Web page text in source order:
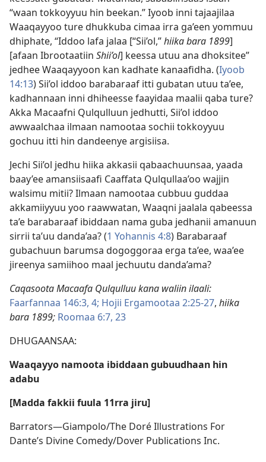
“waan tokkoyyuu hin beekan.” Iyoob inni tajaajilaa
Waaqayyoo ture dhukkuba cimaa irra ga’een yommuu
dhiphate, “Iddoo lafa jalaa [“Sii’ol,”hiika bara 1899]
[afaan Ibrootaatiin Shii’ol] keessa utuu ana dhoksitee”
jedhee Waaqayyoon kan kadhate kanaafidha. (Iyoob
14:13) Sii’ol iddoo barabaraaf itti gubatan utuu ta’ee,
kadhannaan inni dhiheesse faayidaa maalii qaba ture?
Akka Macaafni Qulqulluun jedhutti, Sii’ol iddoo
awwaalchaa ilmaan namootaa sochii tokkoyyuu
gochuu itti hin dandeenye argisiisa.
Jechi Sii’ol jedhu hiika akkasii qabaachuunsaa, yaada
baay’ee amansiisaafi Caaffata Qulqullaa’oo wajjin
walsimu mitii? Ilmaan namootaa cubbuu guddaa
akkamiiyyuu yoo raawwatan, Waaqni jaalala qabeessa
ta’e barabaraaf ibiddaan nama guba jedhanii amanuun
sirrii ta’uu danda’aa? (1 Yohannis 4:8) Barabaraaf
gubachuun barumsa dogoggoraa erga ta’ee, waa’ee
jireenya samiihoo maal jechuutu danda’ama?
Caqasoota Macaafa Qulqulluu kana waliin ilaali:
Faarfannaa 146:3, 4; Hojii Ergamootaa 2:25-27, hiika
bara 1899; Roomaa 6:7, 23
DHUGAANSAA:
Waaqayyo namoota ibiddaan gubuudhaan hin
adabu
[Madda fakkii fuula 11rra jiru]
Barrators—Giampolo/The Doré Illustrations For
Dante’s Divine Comedy/Dover Publications Inc.